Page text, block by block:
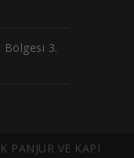
Bölgesi 3.
PANJUR VE KAPI